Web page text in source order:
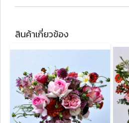
สินค้าเกี่ยวข้อง